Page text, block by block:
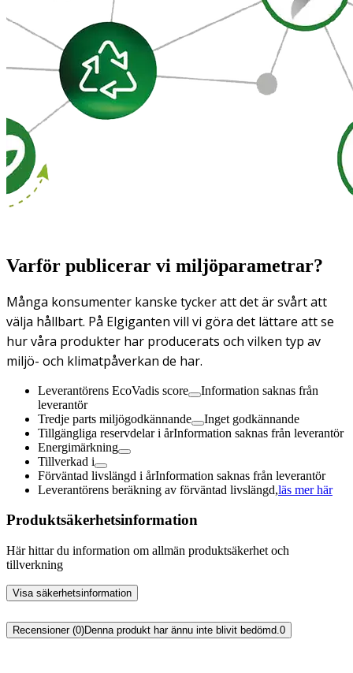
Varför publicerar vi miljöparametrar?
Många konsumenter kanske tycker att det är svårt att
välja hållbart. På Elgiganten vill vi göra det lättare att se
hur våra produkter har producerats och vilken typ av
miljö- och klimatpåverkan de har.
Leverantörens EcoVadis score
Information saknas från
leverantör
Tredje parts miljögodkännande
Inget godkännande
Tillgängliga reservdelar i årInformation saknas från leverantör
Energimärkning
Tillverkad i
Förväntad livslängd i årInformation saknas från leverantör
Leverantörens beräkning av förväntad livslängd,läs mer här
Produktsäkerhetsinformation
Här hittar du information om allmän produktsäkerhet och
tillverkning
Visa säkerhetsinformation
Recensioner (0)Denna produkt har ännu inte blivit bedömd. 0